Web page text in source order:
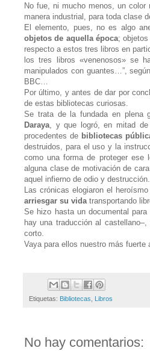
No fue, ni mucho menos, un color
manera industrial, para toda clase
El elemento, pues, no es algo
objetos de aquella época;
respecto a estos tres libros en
los tres libros «venenosos» se
manipulados con guantes…”,
BBC…
Por último, y antes de dar por
de estas bibliotecas curiosas.
Se trata de la fundada en plena
Daraya , y que logró, en mitad
procedentes de bibliotecas
destruidos, para el uso y la
como una forma de proteger ese
alguna clase de motivación de
aquel infierno de odio y destrucción.
Las crónicas elogiaron el
arriesgar su vida transportando
Se hizo hasta un documental
hay una traducción al
corto.
Vaya para ellos nuestro más fuerte
Etiquetas: Bibliotecas Libros
No hay comentarios: